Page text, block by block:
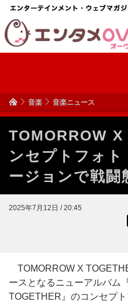
音楽 音楽ニュース
TOMORROW
ンセプトフォ
ージョンで戦闘
2025年7月12日 / 20:45
TOMORROW X
ースとなるニューアルバム
TOGETHER』のコンセプ